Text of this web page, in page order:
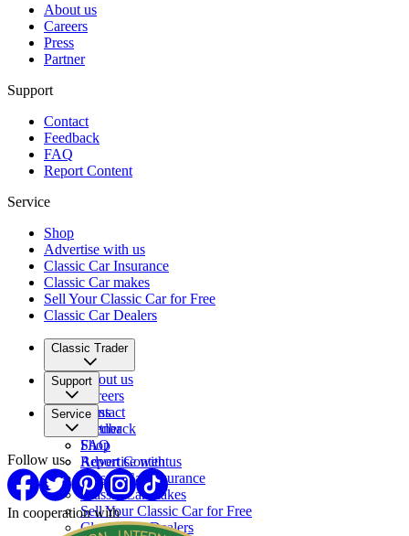
About us
Careers
Press
Partner
Support
Contact
Feedback
FAQ
Report Content
Service
Shop
Advertise with us
Classic Car Insurance
Classic Car makes
Sell Your Classic Car for Free
Classic Car Dealers
Classic Trader
About us
Careers
Press
Partner
Support
Contact
Feedback
FAQ
Report Content
Service
Shop
Advertise with us
Classic Car Insurance
Classic Car makes
Sell Your Classic Car for Free
Classic Car Dealers
Follow us
In cooperation with